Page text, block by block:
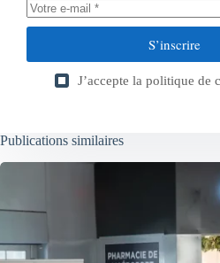
S’inscrire
J’accepte la politique de
Publications similaires